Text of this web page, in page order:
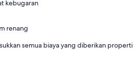
kebugaran
renang
semua biaya yang diberikan properti